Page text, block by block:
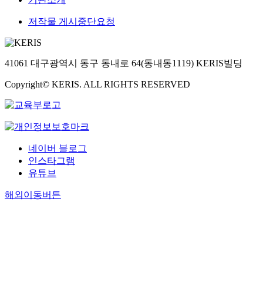
저작물 게시중단요청
41061 대구광역시 동구 동내로 64(동내동1119) KERIS빌딩
Copyright© KERIS. ALL RIGHTS RESERVED
네이버 블로그
인스타그램
유튜브
해외이동버튼